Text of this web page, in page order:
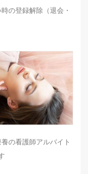
の登録解除（退会・
の看護師アルバイト